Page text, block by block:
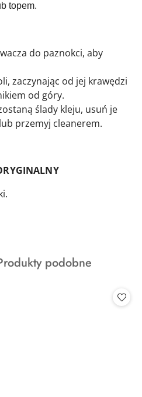
topem.
do paznokci, aby
zaczynając od jej krawędzi
od góry.
ślady kleju, usuń je
przemyj cleanerem.
podobne